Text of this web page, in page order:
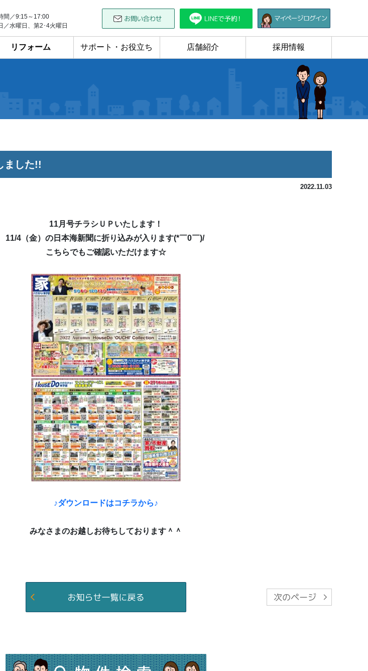
間／9:15～17:00
／水曜日、第2･4火曜日
リフォーム サポート・お役立ち 店舗紹介 採用情報
ました!!
2022.11.03
11月号チラシＵＰいたします！
11/4（金）の日本海新聞に折り込みが入ります(*￣0￣)/
こちらでもご確認いただけます☆
♪ダウンロードはコチラから♪
みなさまのお越しお待ちしております＾＾